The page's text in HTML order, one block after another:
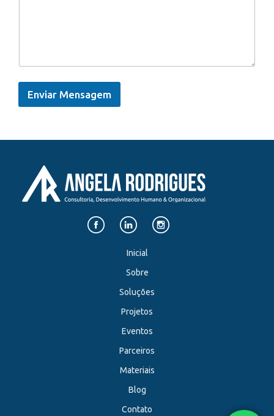
Enviar Mensagem
Inicial
Sobre
Soluções
Projetos
Eventos
Parceiros
Materiais
Blog
Contato